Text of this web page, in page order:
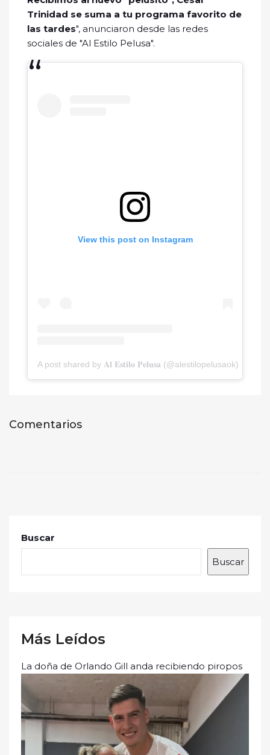
Trinidad se suma a tu programa favorito de
las tardes", anunciaron desde las redes
sociales de "Al Estilo Pelusa".
View this post on Instagram
A post shared by 𝐀𝐥 𝐄𝐬𝐭𝐢𝐥𝐨 𝐏𝐞𝐥𝐮𝐬𝐚 (@alestilopelusaok)
Comentarios
Buscar
Buscar
Más Leídos
La doña de Orlando Gill anda recibiendo piropos